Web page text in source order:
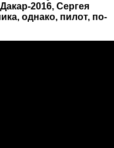
2016, Сергея
однако, пилот, по-